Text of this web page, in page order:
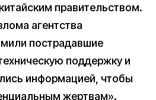
правительством.
агентства
пострадавшие
поддержку и
информацией, чтобы
жертвам».